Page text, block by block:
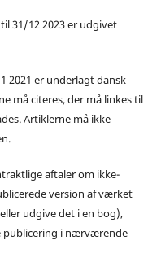
31/12 2023 er udgivet
2021 er underlagt dansk
må citeres, der må linkes til
Artiklerne må ikke
aftaler om ikke-
version af værket
udgive det i en bog),
publicering i nærværende